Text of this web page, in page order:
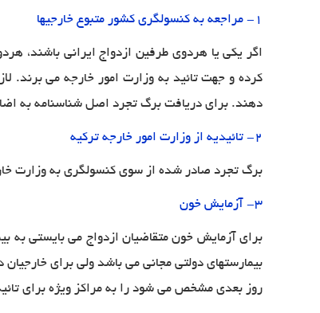
1- مراجعه به کنسولگری کشور متبوع خارجیها
اگر یکی یا هردوی طرفین ازدواج ایرانی باشند، هردو شخهصا می
کرده و جهت تائید به وزارت امور خارجه می برند.
دهند. برای دریافت برگ تجرد اصل شناسنامه به اضافه پاسپورت و ۳
2- تائیدیه از وزارت امور خارجه ترکیه
برگ تجرد صادر شده از سوی کنسولگری به وزارت خارجه ترکیه ارائه
3- آزمایش خون
برای آزمایش خون متقاضیان ازدواج می بایستی به
بیمارستهای دولتی مجانی می باشد ولی برای
روز بعدی مشخص می شود را به مراکز ویژه برای